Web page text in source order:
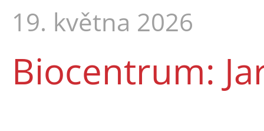
19. května 2026
Biocentrum: